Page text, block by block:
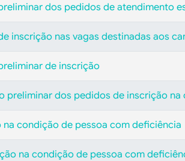
dos pedidos de atendimento
inscrição nas vagas destinadas aos
de inscrição
dos pedidos de inscrição
condição de pessoa com deficiência
na condição de pessoa com